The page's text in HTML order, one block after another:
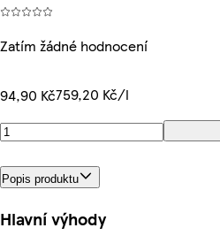
Zatím žádné hodnocení
94,90 Kč759,20 Kč/l
Popis produktu
Hlavní výhody